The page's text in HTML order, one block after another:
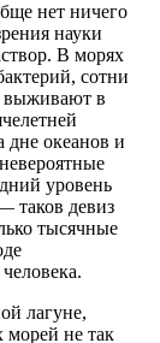
нет ничего
науки
В морях
сотни
выживают в
дне океанов и
уровень
таков девиз
тысячные
лагуне,
морей не так